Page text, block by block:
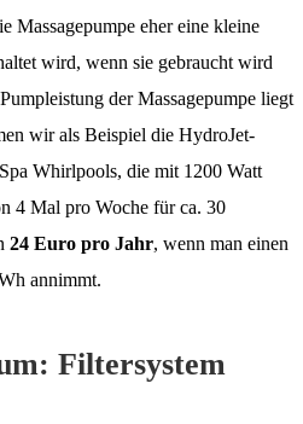
Massagepumpe eher eine kleine
wird, wenn sie gebraucht wird
der Massagepumpe liegt
wir als Beispiel die HydroJet-
Whirlpools, die mit 1200 Watt
4 Mal pro Woche für ca. 30
24 Euro pro Jahr, wenn man einen
annimmt.
Filtersystem